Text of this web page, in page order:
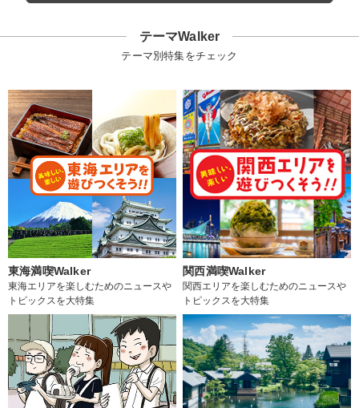
テーマWalker
テーマ別特集をチェック
東海満喫Walker
東海エリアを楽しむためのニュースや
トピックスを大特集
関西満喫Walker
関西エリアを楽しむためのニュースや
トピックスを大特集